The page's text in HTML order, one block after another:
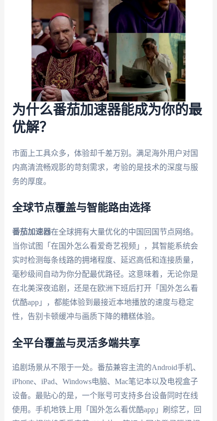
为什么番茄加速器能成为你的最
优解？
市面上工具众多，体验却千差万别。满足海外用户对国
内高清流畅观影的苛刻需求，考验的是技术的深度与服
务的厚度。
全球节点覆盖与智能路由选择
番茄加速器在全球拥有大量优化的中国回国节点网络。
当你试图「在国外怎么看爱奇艺视频」，其智能系统会
实时检测每条线路的拥堵程度、延迟高低和连接质量，
毫秒级间自动为你分配最优路径。这意味着，无论你是
在北美深夜追剧，还是在欧洲下班后打开「国外怎么看
优酷app」，都能体验到最接近本地播放的速度与稳定
性，告别卡顿缓冲与画质下降的糟糕体验。
全平台覆盖与灵活多端共享
追剧场景从不限于一处。番茄兼容主流的Android手机、
iPhone、iPad、Windows电脑、Mac笔记本以及电视盒子
设备。最贴心的是，一个账号可支持多台设备同时在线
使用。手机地铁上用「国外怎么看优酷app」刷综艺，回